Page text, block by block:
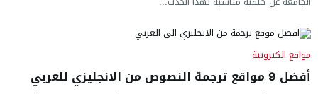
مواقع الكترونية
أفضل 9 مواقع ترجمة النصوص من الانجليزي للعربي